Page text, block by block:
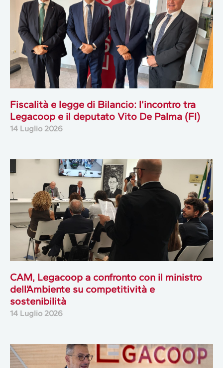
Fiscalità e legge di Bilancio: l’incontro tra
Legacoop e il deputato Vito De Palma (FI)
14 Luglio 2026
CAM, Legacoop a confronto con il ministro
dell’Ambiente su competitività e
sostenibilità
14 Luglio 2026